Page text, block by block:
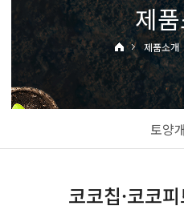
제
제품소개
토양
코코칩·코코